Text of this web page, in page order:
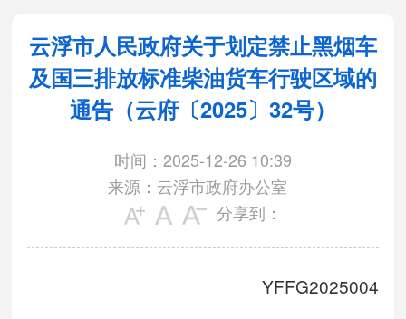
云浮市人民政府关于划定禁止黑烟车
及国三排放标准柴油货车行驶区域的
通告（云府〔2025〕32号）
时间：2025-12-26 10:39
来源：云浮市政府办公室
分享到：
YFFG2025004